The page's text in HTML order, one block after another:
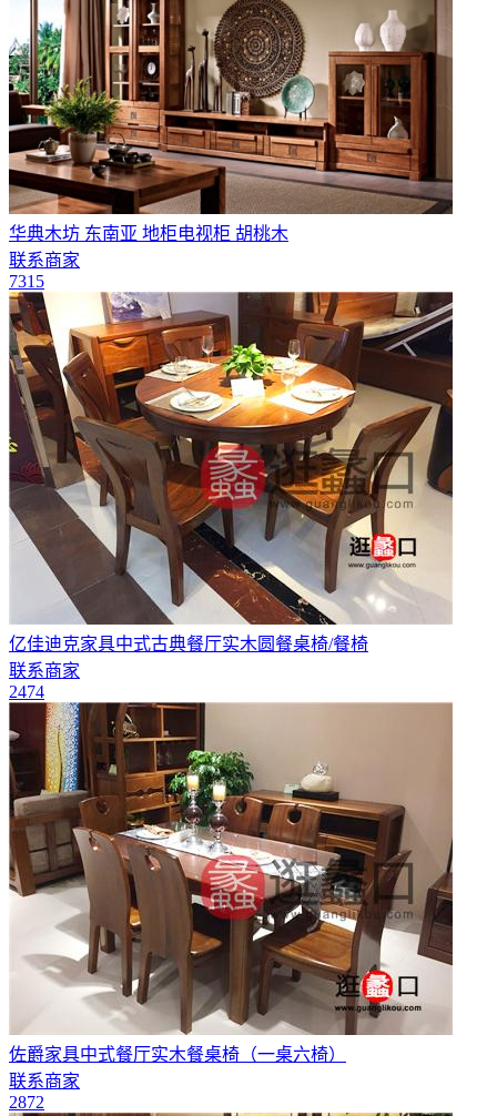
华典木坊 东南亚 地柜电视柜 胡桃木
联系商家
7315
亿佳迪克家具中式古典餐厅实木圆餐桌椅/餐椅
联系商家
2474
佐爵家具中式餐厅实木餐桌椅（一桌六椅）
联系商家
2872